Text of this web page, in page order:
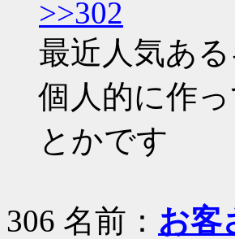
>>302
最近人気あ
個人的に作
とかです
306 名前： お客